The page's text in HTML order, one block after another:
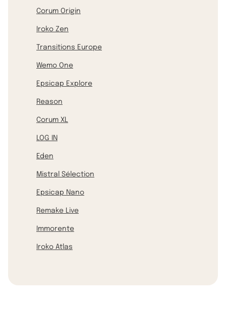
Corum Origin
Iroko Zen
Transitions Europe
Wemo One
Epsicap Explore
Reason
Corum XL
LOG IN
Eden
Mistral Sélection
Epsicap Nano
Remake Live
Immorente
Iroko Atlas